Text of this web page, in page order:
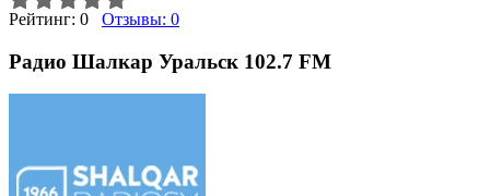
Рейтинг: 0 Отзывы: 0
Радио Шалкар Уральск 102.7 FM